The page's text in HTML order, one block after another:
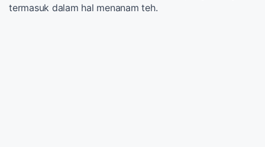
termasuk dalam hal menanam teh.